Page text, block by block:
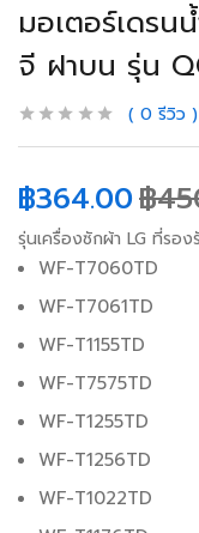
มอเตอร์เดรน
จี ฝาบน รุ่น
0 รีวิว
฿364.00฿
รุ่นเครื่องซักผ้า LG ที่รอง
WF-T7060TD
WF-T7061TD
WF-T1155TD
WF-T7575TD
WF-T1255TD
WF-T1256TD
WF-T1022TD